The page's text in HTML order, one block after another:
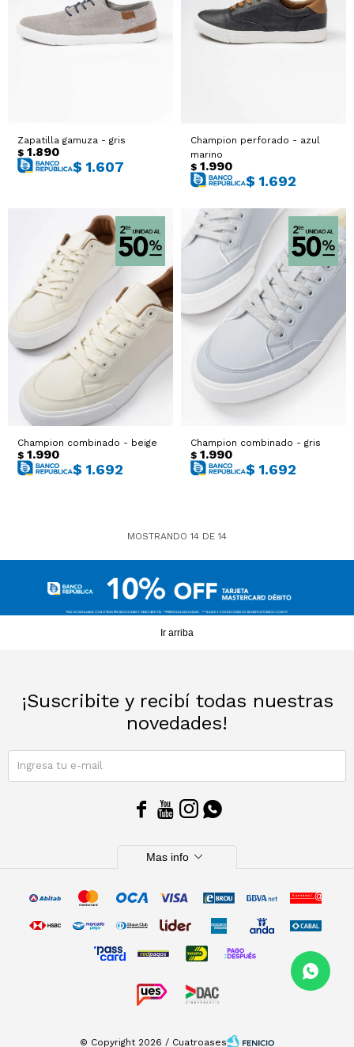
Zapatilla gamuza - gris
$ 1.890
$ 1.607
Champion perforado - azul
marino
$ 1.990
$ 1.692
Champion combinado - beige
$ 1.990
$ 1.692
Champion combinado - gris
$ 1.990
$ 1.692
MOSTRANDO 14 DE 14
Ir arriba
¡Suscribite y recibí todas nuestras
novedades!
   
Mas info expand_more
© Copyright 2026 / Cuatroases